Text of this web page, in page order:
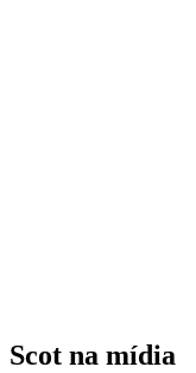
Scot na mídia